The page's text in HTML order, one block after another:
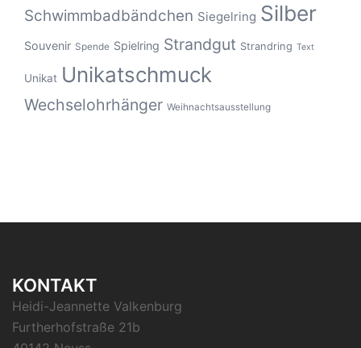
Schwimmbadbändchen Siegelring Silber
Souvenir Spende Spielring Strandgut Strandring Text
Unikat Unikatschmuck
Wechselohrhänger Weihnachtsausstellung
KONTAKT
Heidi-Jeannette Valkenburg
Furtherhofstraße 21b